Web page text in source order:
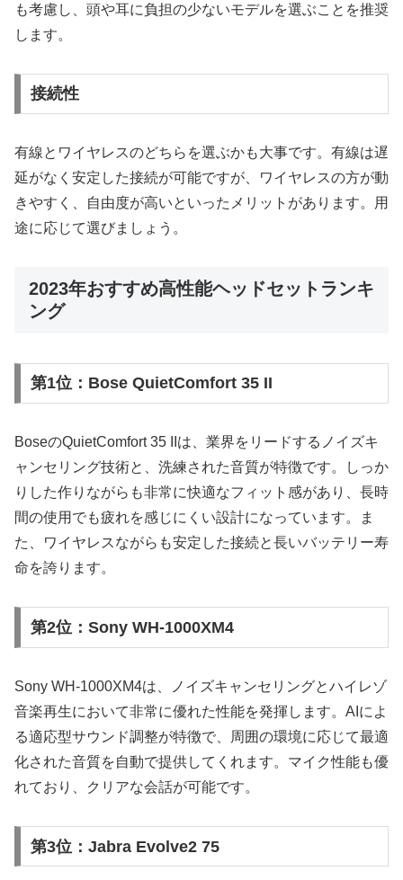
も考慮し、頭や耳に負担の少ないモデルを選ぶことを推奨
します。
接続性
有線とワイヤレスのどちらを選ぶかも大事です。有線は遅
延がなく安定した接続が可能ですが、ワイヤレスの方が動
きやすく、自由度が高いといったメリットがあります。用
途に応じて選びましょう。
2023年おすすめ高性能ヘッドセットランキ
ング
第1位：Bose QuietComfort 35 II
BoseのQuietComfort 35 IIは、業界をリードするノイズキ
ャンセリング技術と、洗練された音質が特徴です。しっか
りした作りながらも非常に快適なフィット感があり、長時
間の使用でも疲れを感じにくい設計になっています。ま
た、ワイヤレスながらも安定した接続と長いバッテリー寿
命を誇ります。
第2位：Sony WH-1000XM4
Sony WH-1000XM4は、ノイズキャンセリングとハイレゾ
音楽再生において非常に優れた性能を発揮します。AIによ
る適応型サウンド調整が特徴で、周囲の環境に応じて最適
化された音質を自動で提供してくれます。マイク性能も優
れており、クリアな会話が可能です。
第3位：Jabra Evolve2 75